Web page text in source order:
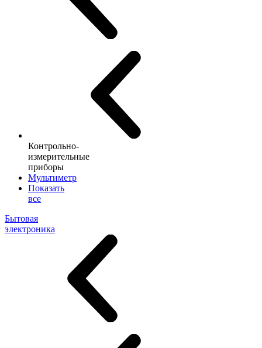
Контрольно-
измерительные
приборы
Мультиметр
Показать
все
Бытовая
электроника